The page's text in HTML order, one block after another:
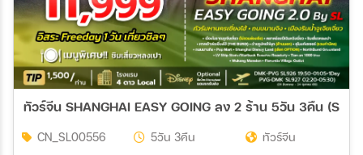
ทัวร์จีน SHANGHAI EASY GOING ลง 2 ร้าน 5วัน 3คืน (SL)
CN_SL00556 5วัน 3คืน
ทัวร์จีน